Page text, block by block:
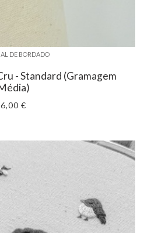
DE BORDADO
- Standard (Gramagem
6,00 €